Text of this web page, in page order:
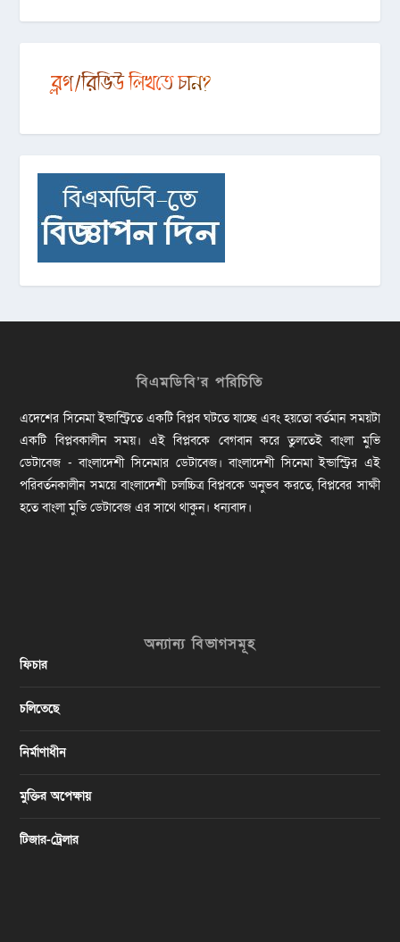
বিএমডিবি’র পরিচিতি
এদেশের সিনেমা ইন্ডাস্ট্রিতে একটি বিপ্লব ঘটতে যাচ্ছে এবং হয়তো বর্তমান সময়টা
একটি বিপ্লবকালীন সময়। এই বিপ্লবকে বেগবান করে তুলতেই বাংলা মুভি
ডেটাবেজ - বাংলাদেশী সিনেমার ডেটাবেজ। বাংলাদেশী সিনেমা ইন্ডাস্ট্রির এই
পরিবর্তনকালীন সময়ে বাংলাদেশী চলচ্চিত্র বিপ্লবকে অনুভব করতে, বিপ্লবের সাক্ষী
হতে বাংলা মুভি ডেটাবেজ এর সাথে থাকুন। ধন্যবাদ।
অন্যান্য বিভাগসমূহ
ফিচার
চলিতেছে
নির্মাণাধীন
মুক্তির অপেক্ষায়
টিজার-ট্রেলার